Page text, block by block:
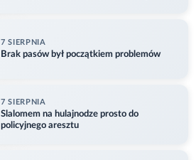
7 SIERPNIA
Brak pasów był początkiem problemów
7 SIERPNIA
Slalomem na hulajnodze prosto do
policyjnego aresztu